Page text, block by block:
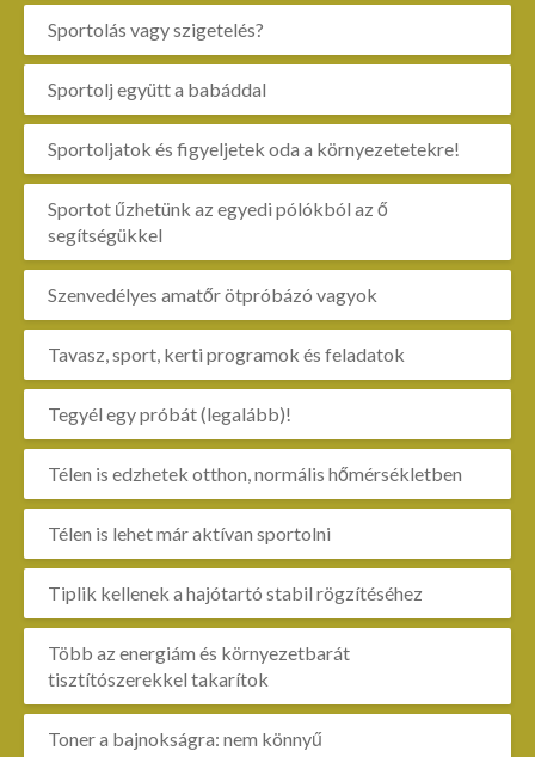
Sportolás vagy szigetelés?
Sportolj együtt a babáddal
Sportoljatok és figyeljetek oda a környezetetekre!
Sportot űzhetünk az egyedi pólókból az ő
segítségükkel
Szenvedélyes amatőr ötpróbázó vagyok
Tavasz, sport, kerti programok és feladatok
Tegyél egy próbát (legalább)!
Télen is edzhetek otthon, normális hőmérsékletben
Télen is lehet már aktívan sportolni
Tiplik kellenek a hajótartó stabil rögzítéséhez
Több az energiám és környezetbarát
tisztítószerekkel takarítok
Toner a bajnokságra: nem könnyű